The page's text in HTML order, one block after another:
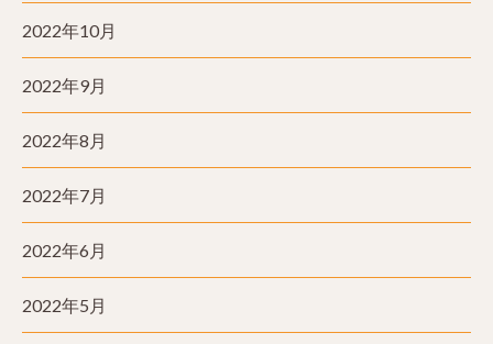
2022年10月
2022年9月
2022年8月
2022年7月
2022年6月
2022年5月